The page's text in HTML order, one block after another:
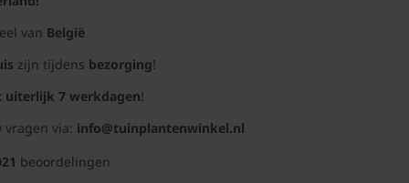
van België
zijn tijdens bezorging!
uiterlijk 7 werkdagen!
vragen via: info@tuinplantenwinkel.nl
beoordelingen